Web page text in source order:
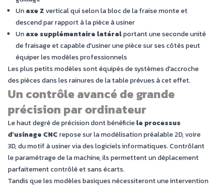
Unaxe Zvertical qui selon la bloc de la fraise monte et
descend par rapport à la pièce à usiner
Unaxe supplémentaire latéralportant une seconde unité
de fraisage et capable d'usiner une pièce sur ses côtés peut
équiper les modèles professionnels
Les plus petits modèles sont équipés de systèmes d'accroche
des pièces dans les rainures de la table prévues à cet effet.
Un contrôle avancé de grande
précision par ordinateur
Le haut degré de précision dont bénéficiele processus
d'usinage CNC repose sur la modélisation préalable 2D, voire
3D, du motif à usiner via des logiciels informatiques. Contrôlant
le paramétrage de la machine, ils permettent un déplacement
parfaitement contrôlé et sans écarts.
Tandis que les modèles basiques nécessiteront une intervention